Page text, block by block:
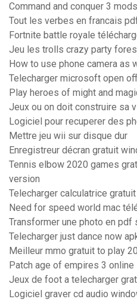
Command and conquer 3
Tout les verbes en francais
Fortnite battle royale
Jeu les trolls crazy party
How to use phone camera as
Telecharger microsoft open
Play heroes of might and
Jeux ou on doit construire sa
Logiciel pour recuperer des
Mettre jeu wii sur disque dur
Enregistreur décran gratuit
Tennis elbow 2020 games
version
Telecharger calculatrice
Need for speed world mac
Transformer une photo en pdf
Telecharger just dance now
Meilleur mmo gratuit to play
Patch age of empires 3 online
Jeux de foot a telecharger
Logiciel graver cd audio